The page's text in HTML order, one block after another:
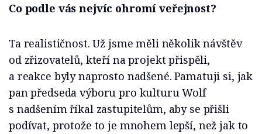
Co podle vás nejvíc ohromí veřejnost?
Ta realističnost. Už jsme měli několik návštěv
od zřizovatelů, kteří na projekt přispěli,
a reakce byly naprosto nadšené. Pamatuji si, jak
pan předseda výboru pro kulturu Wolf
s nadšením říkal zastupitelům, aby se přišli
podívat, protože to je mnohem lepší, než jak to